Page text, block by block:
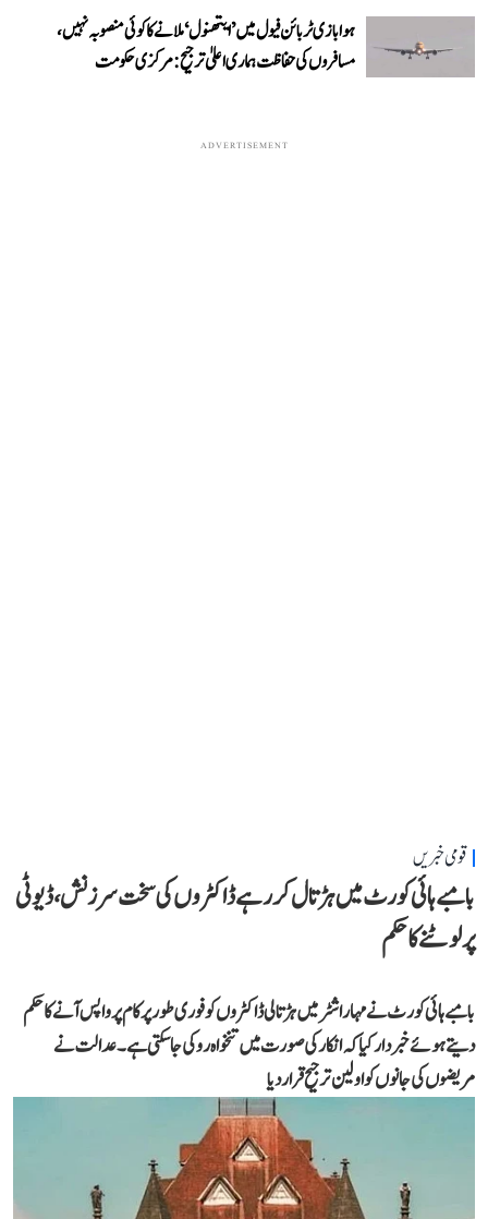
ہوابازی ٹربائن فیول میں ’ایتھنول‘ ملانے کا کوئی منصوبہ نہیں،
مسافروں کی حفاظت ہماری اعلیٰ ترجیح: مرکزی حکومت
ADVERTISEMENT
قومی خبریں
بامبے ہائی کورٹ میں ہڑتال کر رہے ڈاکٹروں کی سخت سرزنش، ڈیوٹی
پر لوٹنے کا حکم
بامبے ہائی کورٹ نے مہاراشٹر میں ہڑتالی ڈاکٹروں کو فوری طور پر کام پر واپس آنے کا حکم
دیتے ہوئے خبردار کیا کہ انکار کی صورت میں تنخواہ روکی جا سکتی ہے۔ عدالت نے
مریضوں کی جانوں کو اولین ترجیح قرار دیا